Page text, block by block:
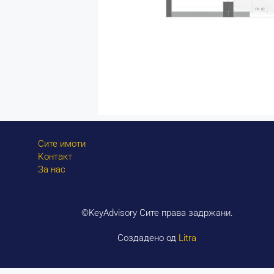
Сите имоти
Контакт
За нас
©KeyAdvisory Сите права задржани.
Создадено од Litra